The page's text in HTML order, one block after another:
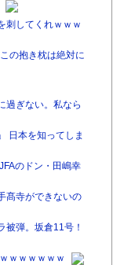
刺してくれｗｗｗ
の抱き枕は絶対に
過ぎない。私なら
日本を知ってしま
のドン・田嶋幸
髙寺ができないの
被弾。坂倉11号！
ｗｗｗｗｗｗ